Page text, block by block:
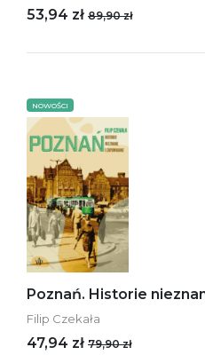
53,94 zł 89,90 zł
NOWOŚCI
Poznań. Historie
Filip Czekała
47,94 zł 79,90 zł